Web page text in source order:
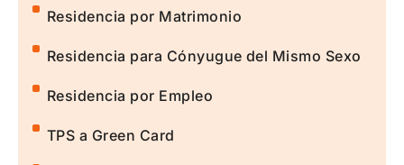
Residencia por Matrimonio
Residencia para Cónyugue del Mismo Sexo
Residencia por Empleo
TPS a Green Card